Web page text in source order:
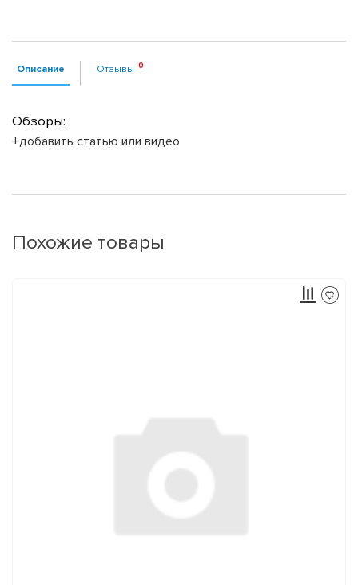
Описание Отзывы
Обзоры:
+добавить статью или видео
Похожие товары